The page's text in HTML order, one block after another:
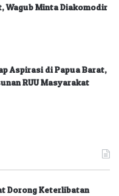
Wagub Minta Diakomodir
Aspirasi di Papua Barat,
RUU Masyarakat
Dorong Keterlibatan